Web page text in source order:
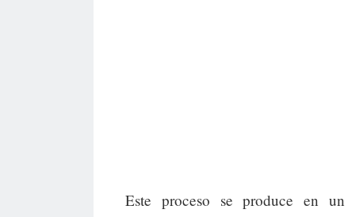
Este proceso se produce en